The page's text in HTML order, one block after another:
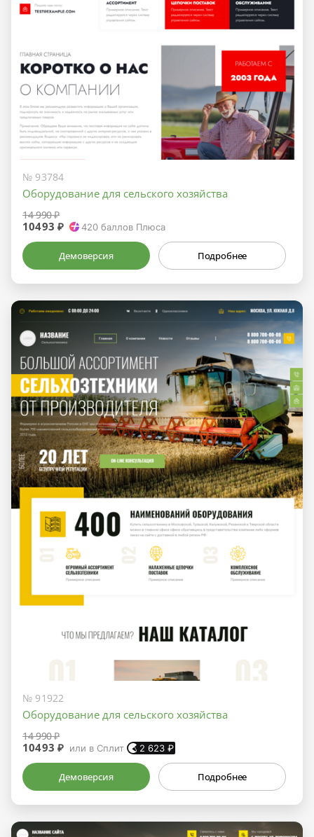
№ 93784
Оборудование для сельского хозяйства
14 990 ₽
10493 ₽ 420 баллов Плюса
Демоверсия Подробнее
№ 91922
Оборудование для сельского хозяйства
14 990 ₽
10493 ₽ или в Сплит 2 623 ₽
Демоверсия Подробнее